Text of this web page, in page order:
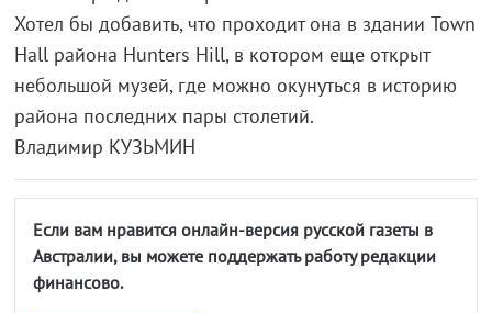
Хотел бы добавить, что проходит она в здании Town
Hall района Hunters Hill, в котором еще открыт
небольшой музей, где можно окунуться в историю
района последних пары столетий.
Владимир КУЗЬМИН
Если вам нравится онлайн-версия русской газеты в
Австралии, вы можете поддержать работу редакции
финансово.